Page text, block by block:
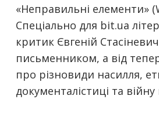
«Неправильні елементи»
Спеціально для bit.ua
критик Євгеній
письменником, а від
про різновиди насилля,
документалістиці та